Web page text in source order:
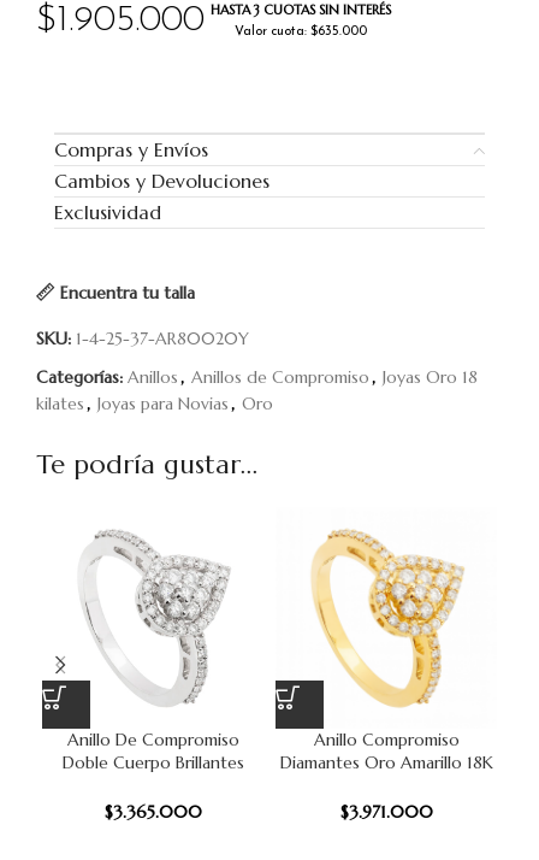
$1.905.000 HASTA 3 CUOTAS SIN INTERÉS
Valor cuota: $635.000
Encuentra tu talla
Compras y Envíos
Cambios y Devoluciones
Exclusividad
SKU: 1-4-25-37-AR80020Y
Categorías: Anillos, Anillos de Compromiso, Joyas Oro 18
kilates, Joyas para Novias, Oro
Te podría gustar...
Anillo De Compromiso
Doble Cuerpo Brillantes
$3.365.000
Anillo Compromiso
Diamantes Oro Amarillo 18K
$3.971.000